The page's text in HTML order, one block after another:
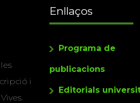
i
Enllaços
Programa de
publicacions
Editorials